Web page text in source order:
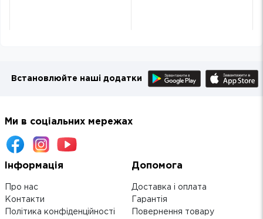
Встановлюйте наші додатки
Ми в соціальних мережах
Інформація
Про нас
Контакти
Політика конфіденційності
Допомога
Доставка і оплата
Гарантія
Повернення товару